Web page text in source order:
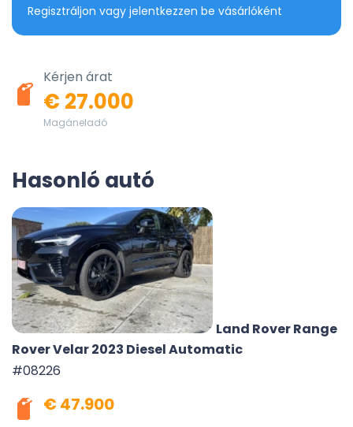
Regisztráljon vagy jelentkezzen be vásárlóként
Kérjen árat
€ 27.000
Magáneladó
Hasonló autó
Land Rover Range
Rover Velar 2023 Diesel Automatic
#08226
€ 47.900